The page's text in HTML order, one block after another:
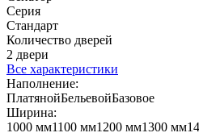
Серия
Стандарт
Количество дверей
2 двери
Все характеристики
Наполнение:
ПлатянойБельевойБазовое
Ширина:
1000 мм1100 мм1200 мм1300 мм